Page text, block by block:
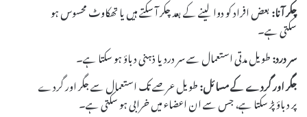
چکر آنا:بعض افراد کو دوا لینے کے بعد چکر آ سکتے ہیں یا تھکاوٹ محسوس ہو
سکتی ہے۔
سر درد:طویل مدتی استعمال سے سر درد یا ذہنی دباؤ ہو سکتا ہے۔
جگر اور گردے کے مسائل:طویل عرصے تک استعمال سے جگر اور گردے
پر دباؤ پڑ سکتا ہے، جس سے ان اعضاء میں خرابی ہو سکتی ہے۔